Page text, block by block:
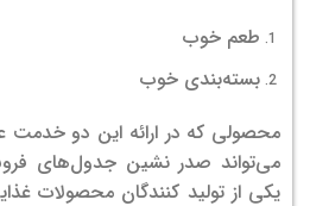
طعم خوب
بسته‌بندی خوب
محصولی که در ارائه این دو خدمت
می‌تواند صدر نشین جدول‌های
یکی از تولید کنندگان محصولات